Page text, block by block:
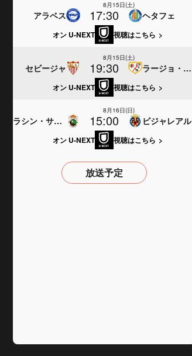
アラベス 17:30
8月15日(土)
ヘタフェ
オン U-NEXT 視聴はこちら >
セビージャ 19:30
8月15日(土)
ラージョ・バジェカーノ
オン U-NEXT 視聴はこちら >
ラシン・サンタンデール 15:00
8月16日(日)
ビジャレアル
オン U-NEXT 視聴はこちら >
放送予定